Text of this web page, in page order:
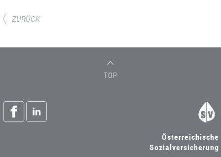
ZURÜCK
TOP
Österreichische
Sozialversicherung